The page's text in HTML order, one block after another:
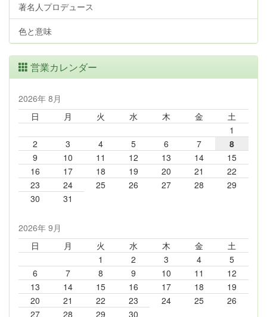
著名人プロデュース
色と意味
営業カレンダー
2026年 8月
日
月 火 水 木 金
土
1
2
3 4 5 6 7
8
9
10 11 12 13 14
15
16
17 18 19 20 21
22
23
24 25 26 27 28
29
30
31
2026年 9月
日
月 火 水 木 金
土
1
2 3 4
5
6
7 8 9 10 11
12
13
14 15 16 17 18
19
20
21 22 23 24 25
26
27
28 29 30